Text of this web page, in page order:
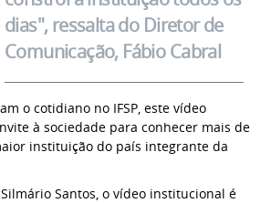
dias", ressalta do Diretor de
Comunicação, Fábio Cabral
o cotidiano no IFSP, este vídeo
à sociedade para conhecer mais de
instituição do país integrante da
Silmário Santos, o vídeo institucional é